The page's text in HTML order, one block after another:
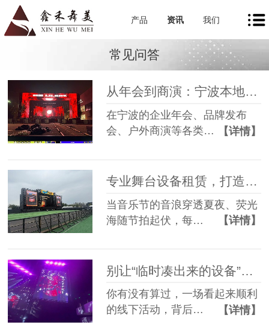
产品 资讯 我们
常见问答
从年会到商演：宁波本地舞美租赁如何让每一场活动都出彩
在宁波的企业年会、品牌发布
会、户外商演等各类…
【详情】
专业舞台设备租赁，打造沉浸式音乐节现场
当音乐节的音浪穿透夏夜、荧光
海随节拍起伏，每…
【详情】
你有没有算过，一场看起来顺利
的线下活动，背后…
【详情】